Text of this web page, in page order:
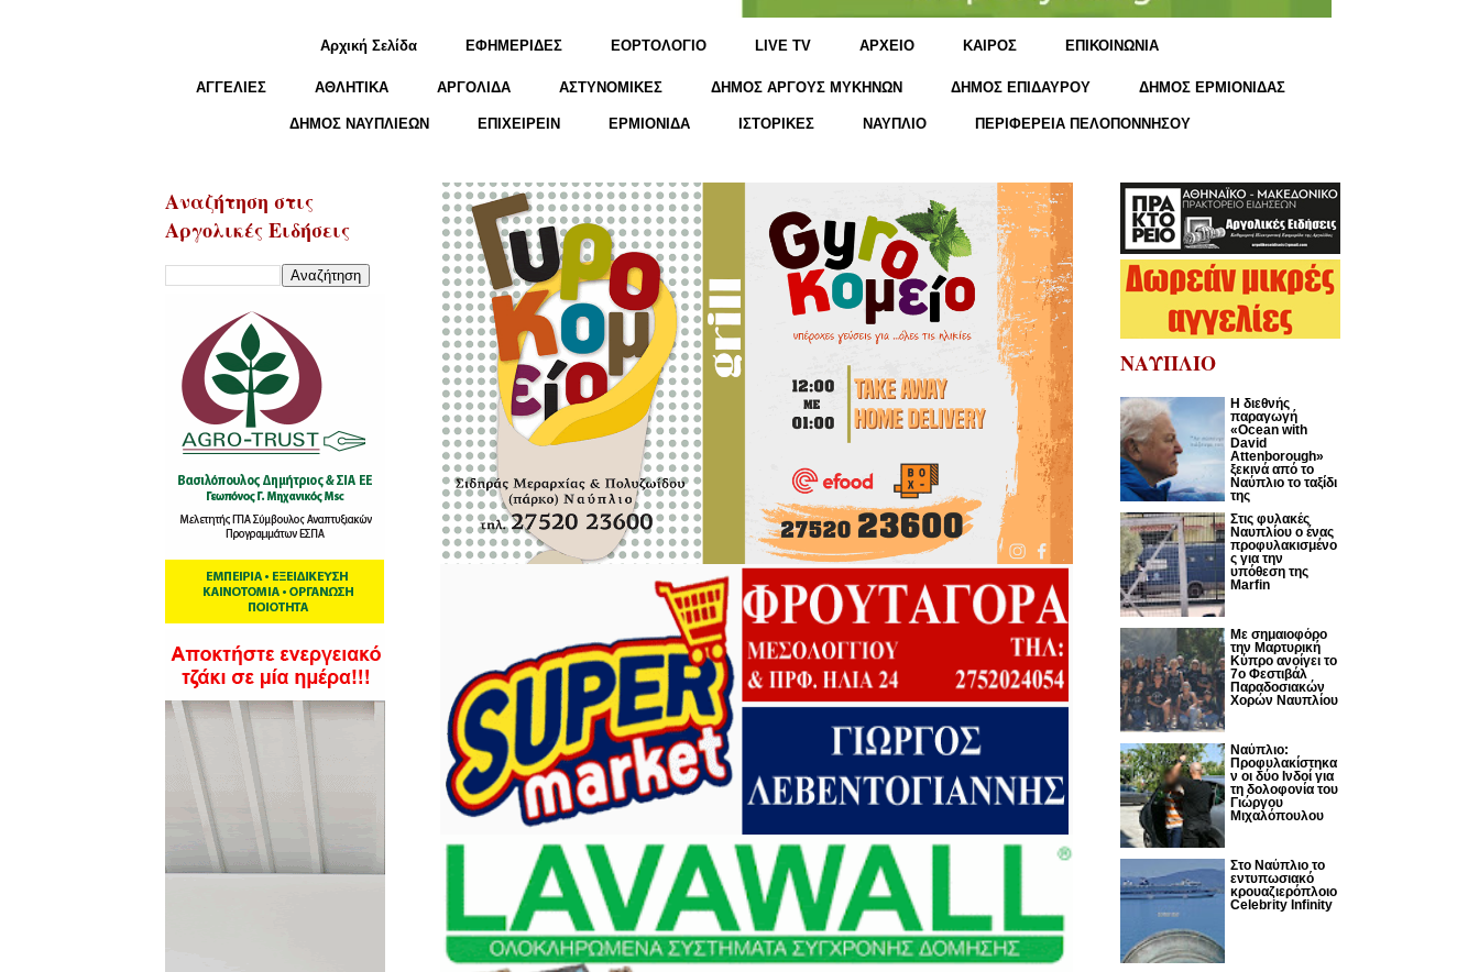
Αρχική Σελίδα ΕΦΗΜΕΡΙΔΕΣ ΕΟΡΤΟΛΟΓΙΟ LIVE TV ΑΡΧΕΙΟ KΑΙΡΟΣ ΕΠΙΚΟΙΝΩΝΙΑ
ΑΓΓΕΛΙΕΣ ΑΘΛΗΤΙΚΑ ΑΡΓΟΛΙΔΑ ΑΣΤΥΝΟΜΙΚΕΣ ΔΗΜΟΣ ΑΡΓΟΥΣ ΜΥΚΗΝΩΝ ΔΗΜΟΣ ΕΠΙΔΑΥΡΟΥ ΔΗΜΟΣ ΕΡΜΙΟΝΙΔΑΣ
ΔΗΜΟΣ ΝΑΥΠΛΙΕΩΝ ΕΠΙΧΕΙΡΕΙΝ ΕΡΜΙΟΝΙΔΑ ΙΣΤΟΡΙΚΕΣ ΝΑΥΠΛΙΟ ΠΕΡΙΦΕΡΕΙΑ ΠΕΛΟΠΟΝΝΗΣΟΥ
Αναζήτηση στις
Αργολικές Ειδήσεις
ΝΑΥΠΛΙΟ
Η διεθνής
παραγωγή
«Ocean with
David
Attenborough»
ξεκινά από το
Ναύπλιο το ταξίδι
της
Στις φυλακές
Ναυπλίου ο ένας
προφυλακισμένο
ς για την
υπόθεση της
Marfin
Με σημαιοφόρο
την Μαρτυρική
Κύπρο ανοίγει το
7ο Φεστιβάλ
Παραδοσιακών
Χορών Ναυπλίου
Ναύπλιο:
Προφυλακίστηκα
ν οι δύο Ινδοί για
τη δολοφονία του
Γιώργου
Μιχαλόπουλου
Στο Ναύπλιο το
εντυπωσιακό
κρουαζιερόπλοιο
Celebrity Infinity